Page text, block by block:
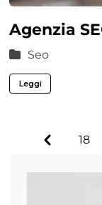
Agenzia
Seo
Leggi
Previous18